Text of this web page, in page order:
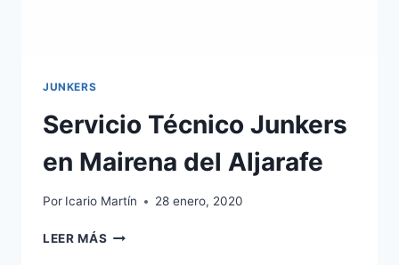
JUNKERS
Servicio Técnico Junkers
en Mairena del Aljarafe
Por Icario Martín 28 enero, 2020
LEER MÁS SERVICIO